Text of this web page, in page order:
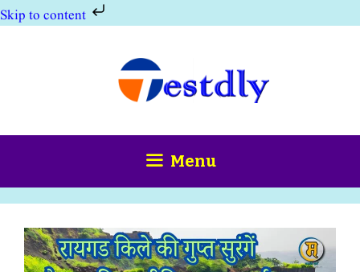
Skip to content
Menu